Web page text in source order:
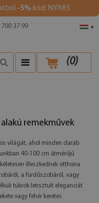
-5% kód: NYAR5
▾
700 37 99
(0)
remekművek
világát, ahol minden darab
40-100 cm átmérőjű
illeszkednek otthona
a fürdőszobáról, vagy
tükrök letisztult eleganciát
vagy fehér keretes